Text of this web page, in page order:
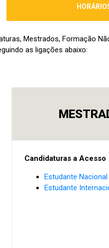
Mestrados, Formação
as ligações abaixo:
Candidaturas a Acesso
Estudante Nacional
Estudante